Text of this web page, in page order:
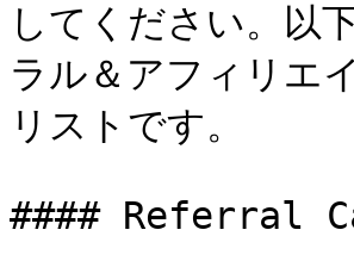
してください。以
ラル＆アフィリエ
リストです。
#### Referral